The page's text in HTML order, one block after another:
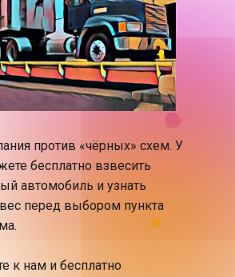
против «чёрных» схем. У
бесплатно взвесить
автомобиль и узнать
перед выбором пункта
к нам и бесплатно